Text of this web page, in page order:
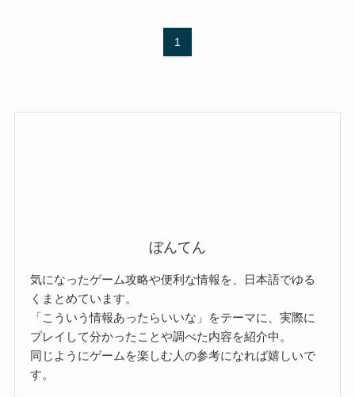
1
ぼんてん
気になったゲーム攻略や便利な情報を、日本語でゆる
くまとめています。
「こういう情報あったらいいな」をテーマに、実際に
プレイして分かったことや調べた内容を紹介中。
同じようにゲームを楽しむ人の参考になれば嬉しいで
す。